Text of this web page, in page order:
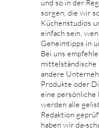
und so in der
sorgen, die wir
Küchenstudios
einfach sein,
Geheimtipps in
Bei uns
mittelständische
andere
Produkte oder
eine persönliche
werden alle
Redaktion
haben wir da-